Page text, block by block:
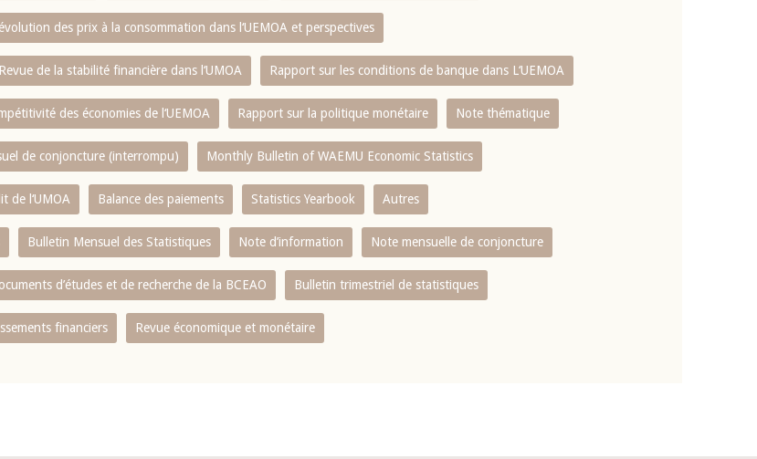
des prix à la consommation dans l‘UEMOA et perspectives
Revue de la stabilité financière dans l‘UMOA Rapport sur les conditions de banque dans L‘UEMOA
des économies de l‘UEMOA Rapport sur la politique monétaire Note thématique
de conjoncture (interrompu) Monthly Bulletin of WAEMU Economic Statistics
de l‘UMOA Balance des paiements Statistics Yearbook Autres
Bulletin Mensuel des Statistiques Note d’information Note mensuelle de conjoncture
d’études et de recherche de la BCEAO Bulletin trimestriel de statistiques
financiers Revue économique et monétaire